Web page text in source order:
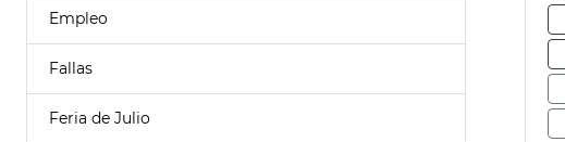
Empleo
Fallas
Feria de Julio